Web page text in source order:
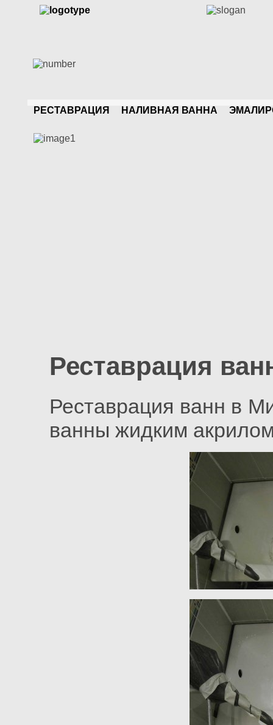
РЕСТАВРАЦИЯ НАЛИВНАЯ ВАННА
Реставрация
Реставрация ванн в
ванны жидким